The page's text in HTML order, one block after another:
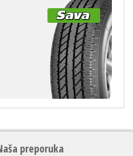
preporuka